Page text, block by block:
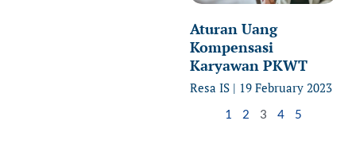
Aturan Uang
Kompensasi
Karyawan PKWT
Resa IS 19 February 2023
1 2 3 4 5